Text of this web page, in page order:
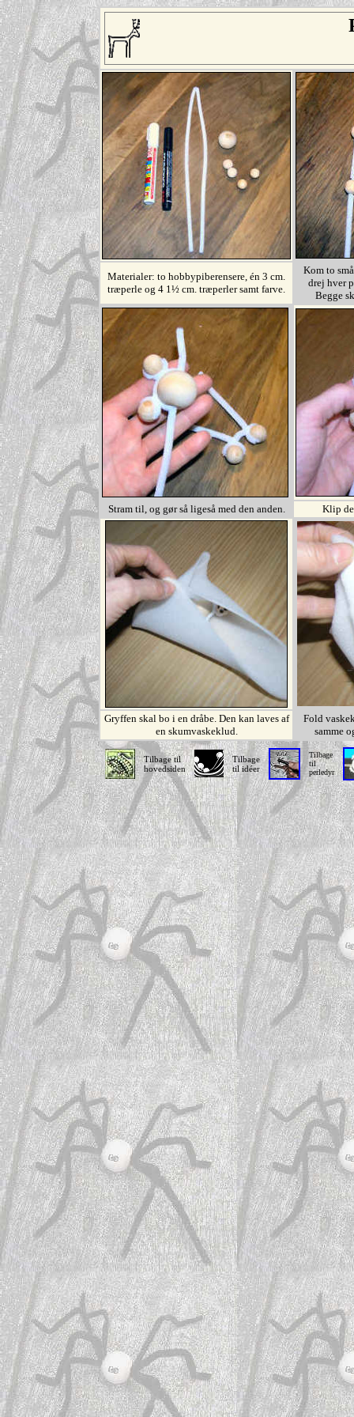
Materialer: to hobbypiberensere, én 3 cm.
træperle og 4 1½ cm. træperler samt farve.
Kom to
drej hver
Begge
Stram til, og gør så ligeså med den anden. Klip
Gryffen skal bo i en dråbe. Den kan laves af
en skumvaskeklud.
Fold
samme
Tilbage til
hovedsiden
Tilbage
til idéer
Tilbage
til
perledyr